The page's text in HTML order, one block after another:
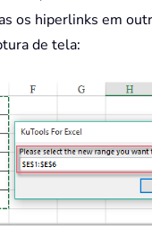
os hiperlinks em
de tela: